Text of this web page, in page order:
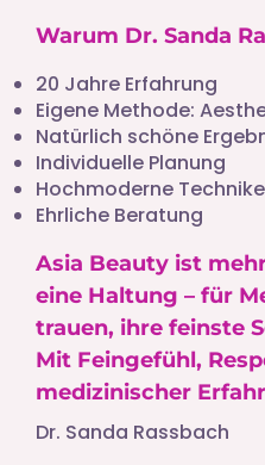
Warum Dr. Sanda
20 Jahre Erfahrung
Eigene Methode:
Natürlich schöne
Individuelle Planung
Hochmoderne
Ehrliche Beratung
Asia Beauty ist
eine Haltung – für
trauen, ihre feinste
Mit Feingefühl,
medizinischer
Dr. Sanda Rassbach